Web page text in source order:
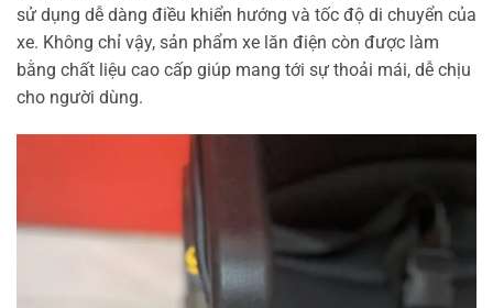
sử dụng dễ dàng điều khiển hướng và tốc độ di chuyển của
xe. Không chỉ vậy, sản phẩm xe lăn điện còn được làm
bằng chất liệu cao cấp giúp mang tới sự thoải mái, dễ chịu
cho người dùng.